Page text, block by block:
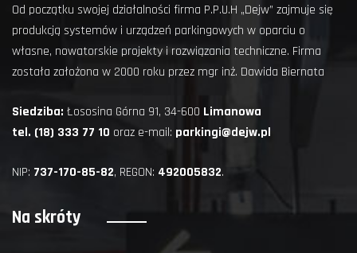
Od początku swojej działalności firma P.P.U.H „Dejw” zajmuje się
produkcją systemów i urządzeń parkingowych w oparciu o
własne, nowatorskie projekty i rozwiązania techniczne. Firma
została założona w 2000 roku przez mgr inż. Dawida Biernata
Siedziba: Łososina Górna 91, 34-600 Limanowa
tel. (18) 333 77 10 oraz e-mail: parkingi@dejw.pl
NIP: 737-170-85-82, REGON: 492005832.
Na skróty